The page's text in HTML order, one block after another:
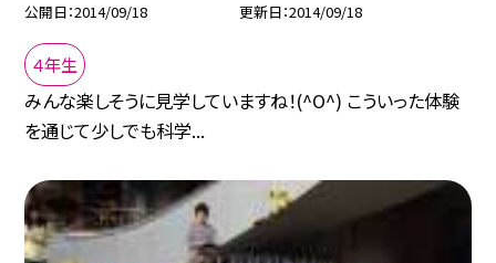
公開日 2014/09/18 更新日 2014/09/18
４年生
みんな楽しそうに見学していますね！(^O^) こういった体験
を通じて少しでも科学...